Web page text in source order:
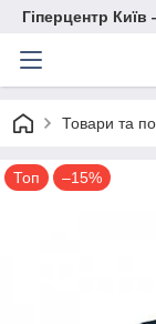
Гіперцентр
Товари та
Топ –15%